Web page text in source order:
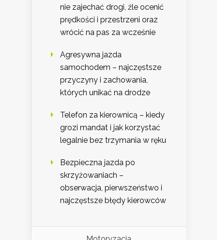
nie zajechać drogi, źle ocenić
prędkości i przestrzeni oraz
wrócić na pas za wcześnie
Agresywna jazda
samochodem – najczęstsze
przyczyny i zachowania,
których unikać na drodze
Telefon za kierownicą – kiedy
grozi mandat i jak korzystać
legalnie bez trzymania w ręku
Bezpieczna jazda po
skrzyżowaniach –
obserwacja, pierwszeństwo i
najczęstsze błędy kierowców